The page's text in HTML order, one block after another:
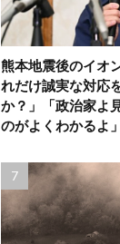
熊本地震後のイオ
れだけ誠実な対応
か？」「政治家よ
のがよくわかるよ」